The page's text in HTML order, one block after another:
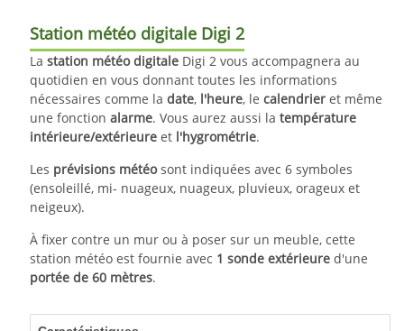
Station météo digitale Digi 2
La station météo digitale Digi 2 vous accompagnera au
quotidien en vous donnant toutes les informations
nécessaires comme la date, l'heure, le calendrier et même
une fonction alarme. Vous aurez aussi la température
intérieure/extérieure et l'hygrométrie.
Les prévisions météosont indiquées avec 6 symboles
(ensoleillé, mi- nuageux, nuageux, pluvieux, orageux et
neigeux).
À fixer contre un mur ou à poser sur un meuble, cette
station météo est fournie avec 1 sonde extérieure d'une
portée de 60 mètres.